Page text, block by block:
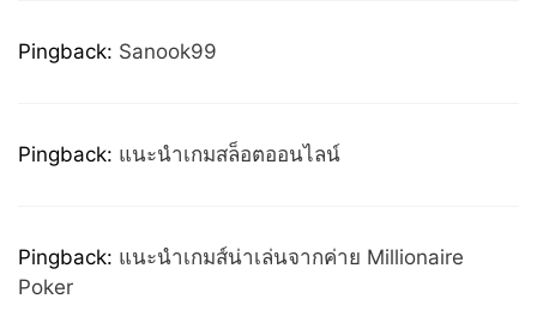
Pingback: Sanook99
Pingback: แนะนำเกมสล็อตออนไลน์
Pingback: แนะนำเกมส์น่าเล่นจากค่าย Millionaire
Poker